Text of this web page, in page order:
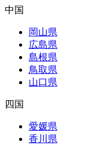
中国
岡山県
広島県
島根県
鳥取県
山口県
四国
愛媛県
香川県